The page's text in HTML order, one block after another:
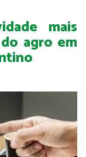
mais
agro em